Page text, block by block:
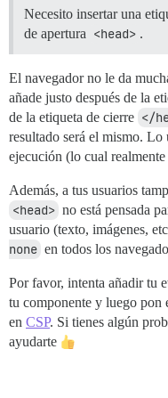
Necesito insertar una
de apertura <head> .
El navegador no le da
añade justo después de la
de la etiqueta de cierre </
resultado será el mismo. Lo
ejecución (lo cual
Además, a tus usuarios
<head> no está pensada
usuario (texto, imágenes,
none en todos los
Por favor, intenta añadir tu
tu componente y luego pon
en CSP. Si tienes algún
ayudarte